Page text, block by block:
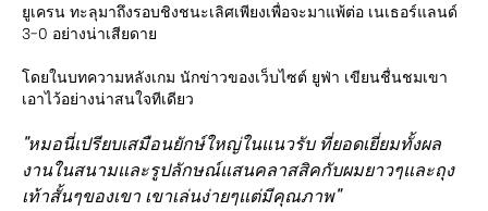
ยูเครน ทะลุมาถึงรอบชิงชนะเลิศเพียงเพื่อจะมาแพ้ต่อ เนเธอร์แลนด์
3-0 อย่างน่าเสียดาย
โดยในบทความหลังเกม นักข่าวของเว็บไซต์ ยูฟ่า เขียนชื่นชมเขา
เอาไว้อย่างน่าสนใจทีเดียว
"หมอนี่เปรียบเสมือนยักษ์ใหญ่ในแนวรับ ที่ยอดเยี่ยมทั้งผล
งานในสนามและรูปลักษณ์แสนคลาสสิคกับผมยาวๆและถุง
เท้าสั้นๆของเขา เขาเล่นง่ายๆแต่มีคุณภาพ"